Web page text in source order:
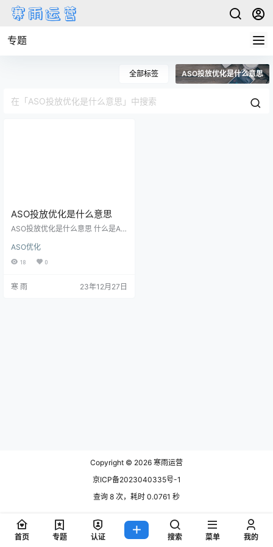
专题
全部标签 ASO投放优化是什么意思
ASO投放优化是什么意思
ASO投放优化是什么意思 什么是AS
对移动应用商店中的应用进行优
化，提升应用的搜索排名、下载量
的技术手段和市场推广手段，将应
ASO优化
18 0
寒 雨 23年12月27日
Copyright © 2026 寒雨运营
京ICP备2023040335号-1
查询 8 次，耗时 0.0761 秒
首页 专题 认证 搜索 菜单 我的